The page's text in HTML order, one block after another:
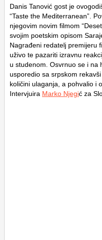
Danis Tanović gost je
“Taste the Mediterranean”.
njegovim novim filmom
svojim poetskim opisom
Nagrađeni redatelj premijeru
uživo te pazariti izravnu
u studenom. Osvrnuo se i na
usporedio sa srpskom
količini ulaganja, a pohvalio i
Intervjuira Marko Njegić za